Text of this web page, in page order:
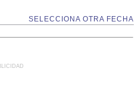
SELECCIONA OTRA FECHA